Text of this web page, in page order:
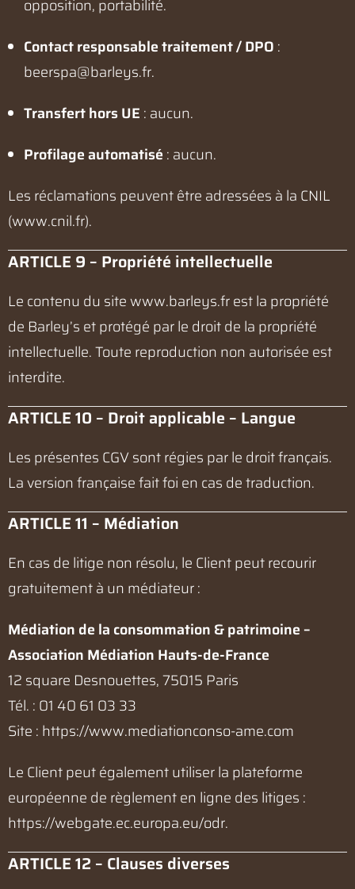
opposition, portabilité.
Contact responsable traitement / DPO :
beerspa@barleys.fr.
Transfert hors UE : aucun.
Profilage automatisé : aucun.
Les réclamations peuvent être adressées à la CNIL
(www.cnil.fr).
ARTICLE 9 – Propriété intellectuelle
Le contenu du sitewww.barleys.frest la propriété
de Barley’s et protégé par le droit de la propriété
intellectuelle. Toute reproduction non autorisée est
interdite.
ARTICLE 10 – Droit applicable – Langue
Les présentes CGV sont régies par le droit français.
La version française fait foi en cas de traduction.
ARTICLE 11 – Médiation
En cas de litige non résolu, le Client peut recourir
gratuitement à un médiateur :
Médiation de la consommation & patrimoine –
Association Médiation Hauts-de-France
12 square Desnouettes, 75015 Paris
Tél. : 01 40 61 03 33
Site : https://www.mediationconso-ame.com
Le Client peut également utiliser la plateforme
européenne de règlement en ligne des litiges :
https://webgate.ec.europa.eu/odr.
ARTICLE 12 – Clauses diverses